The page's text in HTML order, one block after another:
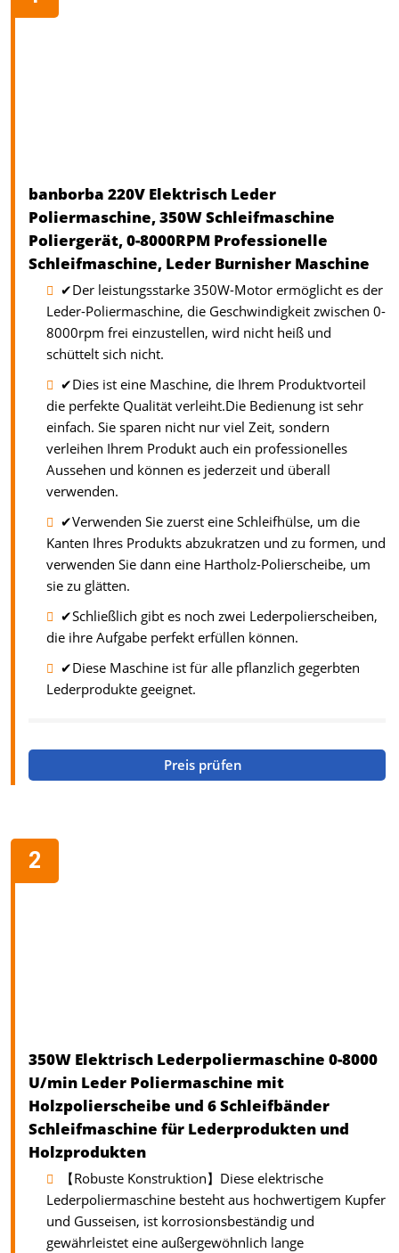
banborba 220V Elektrisch Leder
Poliermaschine, 350W Schleifmaschine
Poliergerät, 0-8000RPM Professionelle
Schleifmaschine, Leder Burnisher Maschine
✔Der leistungsstarke 350W-Motor ermöglicht es der
Leder-Poliermaschine, die Geschwindigkeit zwischen 0-
8000rpm frei einzustellen, wird nicht heiß und
schüttelt sich nicht.
✔Dies ist eine Maschine, die Ihrem Produktvorteil
die perfekte Qualität verleiht.Die Bedienung ist sehr
einfach. Sie sparen nicht nur viel Zeit, sondern
verleihen Ihrem Produkt auch ein professionelles
Aussehen und können es jederzeit und überall
verwenden.
✔Verwenden Sie zuerst eine Schleifhülse, um die
Kanten Ihres Produkts abzukratzen und zu formen, und
verwenden Sie dann eine Hartholz-Polierscheibe, um
sie zu glätten.
✔Schließlich gibt es noch zwei Lederpolierscheiben,
die ihre Aufgabe perfekt erfüllen können.
✔Diese Maschine ist für alle pflanzlich gegerbten
Lederprodukte geeignet.
Preis prüfen
350W Elektrisch Lederpoliermaschine 0-8000
U/min Leder Poliermaschine mit
Holzpolierscheibe und 6 Schleifbänder
Schleifmaschine für Lederprodukten und
Holzprodukten
【Robuste Konstruktion】Diese elektrische
Lederpoliermaschine besteht aus hochwertigem Kupfer
und Gusseisen, ist korrosionsbeständig und
gewährleistet eine außergewöhnlich lange